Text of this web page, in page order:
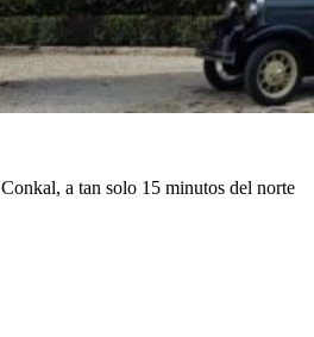
a tan solo 15 minutos del norte